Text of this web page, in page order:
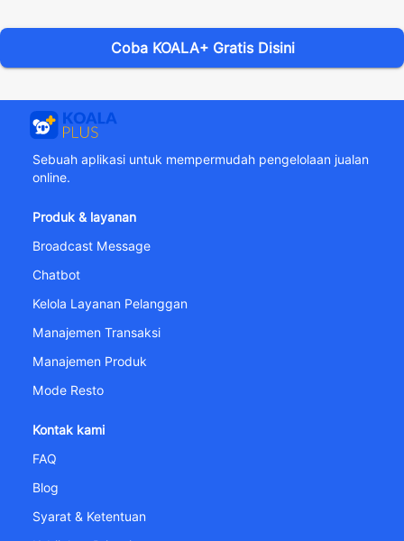
Coba KOALA+ Gratis Disini
Sebuah aplikasi untuk mempermudah pengelolaan jualan
online.
Produk & layanan
Broadcast Message
Chatbot
Kelola Layanan Pelanggan
Manajemen Transaksi
Manajemen Produk
Mode Resto
Kontak kami
FAQ
Blog
Syarat & Ketentuan